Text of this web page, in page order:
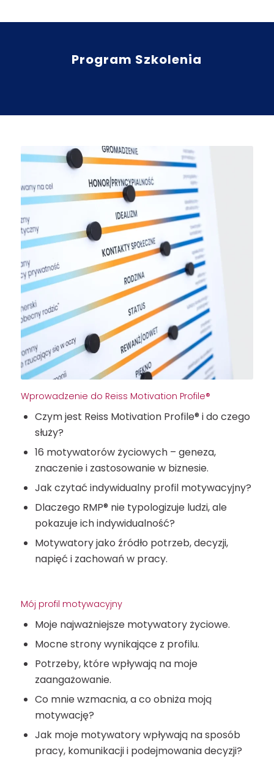
Program Szkolenia
Wprowadzenie do Reiss Motivation Profile®
Czym jest Reiss Motivation Profile® i do czego
służy?
16 motywatorów życiowych – geneza,
znaczenie i zastosowanie w biznesie.
Jak czytać indywidualny profil motywacyjny?
Dlaczego RMP® nie typologizuje ludzi, ale
pokazuje ich indywidualność?
Motywatory jako źródło potrzeb, decyzji,
napięć i zachowań w pracy.
Mój profil motywacyjny
Moje najważniejsze motywatory życiowe.
Mocne strony wynikające z profilu.
Potrzeby, które wpływają na moje
zaangażowanie.
Co mnie wzmacnia, a co obniża moją
motywację?
Jak moje motywatory wpływają na sposób
pracy, komunikacji i podejmowania decyzji?